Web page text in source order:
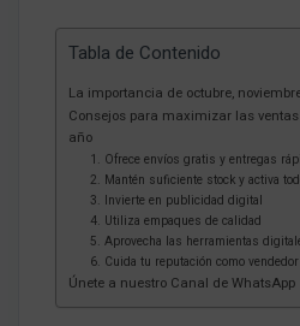
Tabla de Contenido
La importancia de octubre,
Consejos para maximizar las
año
1. Ofrece envíos gratis y entregas
2. Mantén suficiente stock y activa
3. Invierte en publicidad digital
4. Utiliza empaques de calidad
5. Aprovecha las herramientas
6. Cuida tu reputación como vendedor
Únete a nuestro Canal de WhatsApp